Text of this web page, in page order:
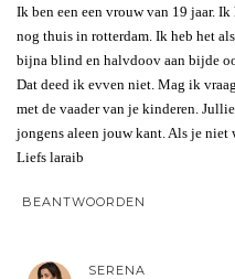
Ik ben een een vrouw van 19 jaar.
nog thuis in rotterdam. Ik heb het
bijna blind en halvdoov aan bijde
Dat deed ik evven niet. Mag ik
met de vaader van je kinderen.
jongens aleen jouw kant. Als je niet
Liefs laraib
BEANTWOORDEN
SERENA